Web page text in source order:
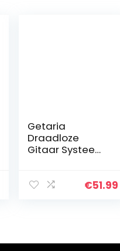
Getaria
Draadloze
Gitaar Systeem
Zender
Digitale Gitaar…
€51.99